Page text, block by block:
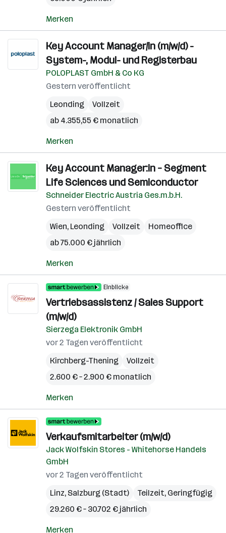
Merken
Key Account Manager/in (m/w/d) -
System-, Modul- und Registerbau
POLOPLAST GmbH & Co KG
Gestern veröffentlicht
Leonding
Vollzeit
ab 4.355,55 € monatlich
Merken
Key Account Manager:in – Segment
Life Sciences und Semiconductor
Schneider Electric Austria Ges.m.b.H.
Gestern veröffentlicht
Wien, Leonding Vollzeit
Homeoffice
ab 75.000 € jährlich
Merken
Einblicke
Vertriebsassistenz / Sales Support
(m/w/d)
Sierzega Elektronik GmbH
vor 2 Tagen veröffentlicht
Kirchberg-Thening
Vollzeit
2.600 € – 2.900 € monatlich
Merken
Verkaufsmitarbeiter (m/w/d)
Jack Wolfskin Stores - Whitehorse Handels
GmbH
vor 2 Tagen veröffentlicht
Linz, Salzburg (Stadt)
Teilzeit, Geringfügig
29.260 € – 30.702 € jährlich
Merken